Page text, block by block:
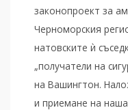
законопроект за
Черноморския
натовските ѝ
„получатели на
на Вашингтон.
и приемане на